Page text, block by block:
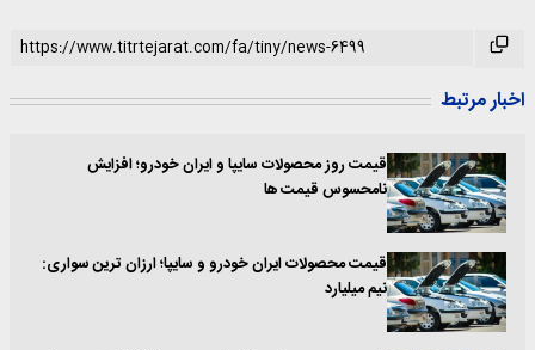
اخبار مرتبط
قیمت روز محصولات سایپا و ایران خودرو؛ افزایش
نامحسوس قیمت ها
قیمت محصولات ایران خودرو و سایپا؛ ارزان ترین سواری:
نیم میلیارد